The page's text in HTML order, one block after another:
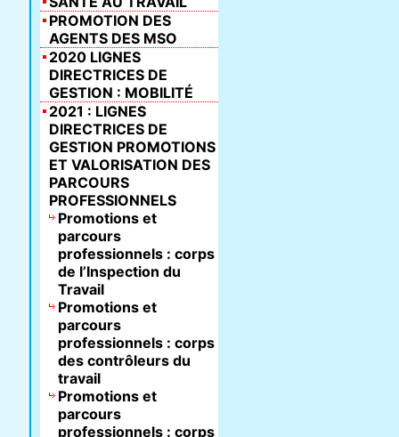
PROMOTION DES
AGENTS DES MSO
2020 LIGNES
DIRECTRICES DE
GESTION : MOBILITÉ
2021 : LIGNES
DIRECTRICES DE
GESTION PROMOTIONS
ET VALORISATION DES
PARCOURS
PROFESSIONNELS
Promotions et
parcours
professionnels : corps
de l’Inspection du
Travail
Promotions et
parcours
professionnels : corps
des contrôleurs du
travail
Promotions et
parcours
professionnels : corps